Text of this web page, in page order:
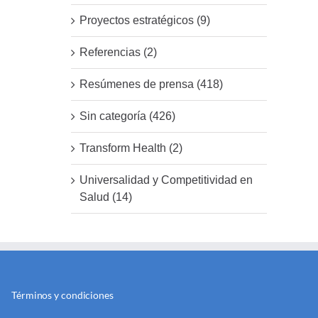
Proyectos estratégicos (9)
Referencias (2)
Resúmenes de prensa (418)
Sin categoría (426)
Transform Health (2)
Universalidad y Competitividad en
Salud (14)
Términos y condiciones